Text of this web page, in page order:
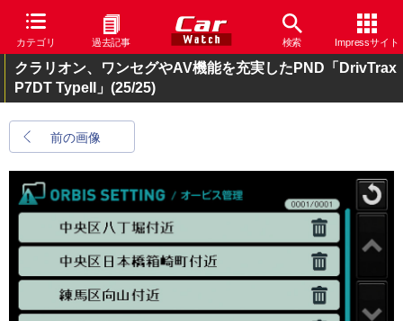
カテゴリ 過去記事 検索 Impressサイト
クラリオン、ワンセグやAV機能を充実したPND「DrivTrax
P7DT TypeII」 (25/25)
前の画像